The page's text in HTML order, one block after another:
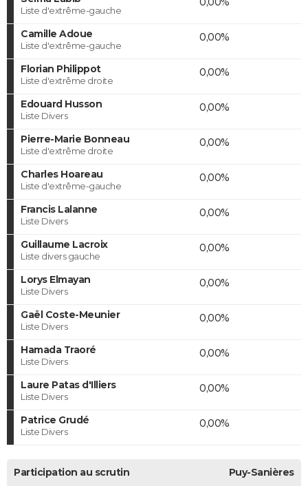
Liste d'extrême-gauche
Camille Adoue
Liste d'extrême-gauche
0,00%
Florian Philippot
Liste d'extrême droite
0,00%
Edouard Husson
Liste Divers
0,00%
Pierre-Marie Bonneau
Liste d'extrême droite
0,00%
Charles Hoareau
Liste d'extrême-gauche
0,00%
Francis Lalanne
Liste Divers
0,00%
Guillaume Lacroix
Liste divers gauche
0,00%
Lorys Elmayan
Liste Divers
0,00%
Gaël Coste-Meunier
Liste Divers
0,00%
Hamada Traoré
Liste Divers
0,00%
Laure Patas d'Illiers
Liste Divers
0,00%
Patrice Grudé
Liste Divers
0,00%
Participation au scrutin Puy-Sanières